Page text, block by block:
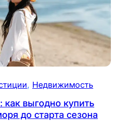
, Недвижимость
как выгодно купить
до старта сезона